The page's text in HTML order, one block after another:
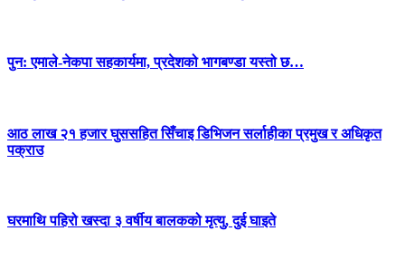
पुन: एमाले-नेकपा सहकार्यमा, प्रदेशको भागबण्डा यस्तो छ…
आठ लाख २१ हजार घुससहित सिँचाइ डिभिजन सर्लाहीका प्रमुख र अधिकृत
पक्राउ
घरमाथि पहिरो खस्दा ३ वर्षीय बालकको मृत्यु, दुई घाइते